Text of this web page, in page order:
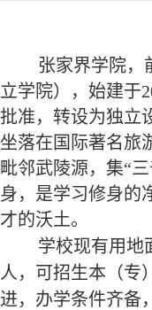
张家界学院，
立学院），始建于
批准，转设为独立
坐落在国际著名旅
毗邻武陵源，集“
身，是学习修身的
才的沃土。
学校现有用地
人，可招生本（专
进，办学条件齐备